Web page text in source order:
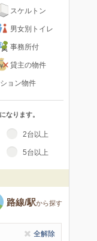
スケルトン
男女別トイレ
事務所付
貸主の物件
ョン物件
なります。
2台以上
5台以上
路線/駅から探す
全解除